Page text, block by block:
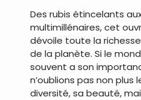
Des rubis étincelants
multimillénaires, cet
dévoile toute la
de la planète. Si le
souvent a son
n’oublions pas non plus
diversité, sa beauté,